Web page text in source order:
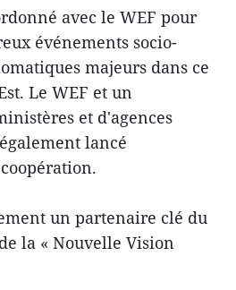
avec le WEF pour
événements socio-
majeurs dans ce
Le WEF et un
et d'agences
lancé
un partenaire clé du
la « Nouvelle Vision